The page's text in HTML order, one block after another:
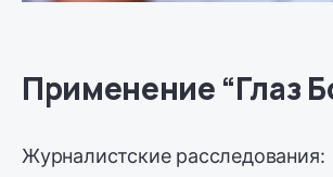
Применение “Глаз
Журналистские расследования: